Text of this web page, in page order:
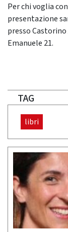
Per chi voglia
presentazione
presso
Emanuele 21.
TAG
libri